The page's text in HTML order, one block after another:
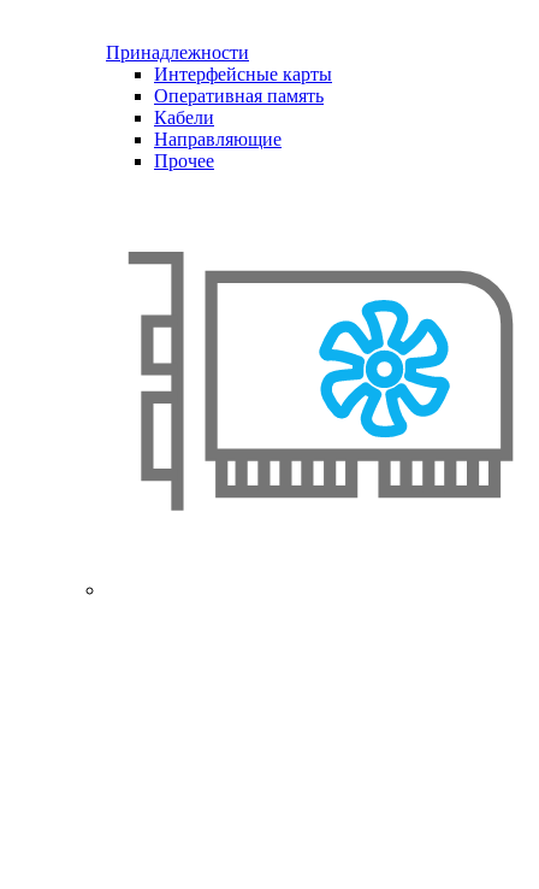
Принадлежности
Интерфейсные карты
Оперативная память
Кабели
Направляющие
Прочее